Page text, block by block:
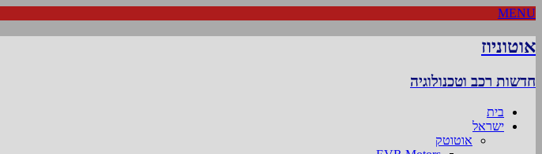
MENU
אוטוניוז
חדשות רכב וטכנולוגיה
בית
ישראל
אוטוטק